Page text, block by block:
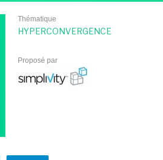
Thématique
HYPERCONVERGENCE
Proposé par